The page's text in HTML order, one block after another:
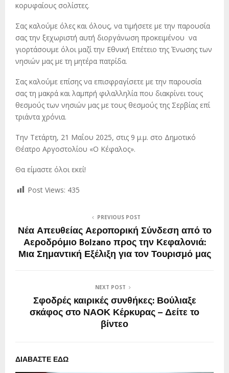
κορυφαίους σολίστες.
Σας καλούμε όλες και όλους, να τιμήσετε με την παρουσία
σας την ξεχωριστή αυτή διοργάνωση προκειμένου να
γιορτάσουμε όλοι μαζί την Εθνική Επέτειο της Ένωσης των
νησιών μας με τη μητέρα πατρίδα.
Σας καλούμε επίσης να επισφραγίσετε με την παρουσία
σας τη μακρά και λαμπρή φιλαλληλία που διακρίνει τους
θεσμούς των νησιών μας με τους θεσμούς της Σερβίας επί
τριάντα χρόνια.
Την Τετάρτη, 21 Μαΐου 2025, στις 9 μ.μ. στο Δημοτικό
Θέατρο Αργοστολίου «Ο Κέφαλος».
Θα είμαστε όλοι εκεί!
Post Views: 435
PREVIOUS POST
Νέα Απευθείας Αεροπορική Σύνδεση από το
Αεροδρόμιο Bolzano προς την Κεφαλονιά:
Μια Σημαντική Εξέλιξη για τον Τουρισμό μας
NEXT POST
Σφοδρές καιρικές συνθήκες: Βούλιαξε
σκάφος στο ΝΑΟΚ Κέρκυρας – Δείτε το
βίντεο
ΔΙΑΒΑΣΤΕ ΕΔΩ